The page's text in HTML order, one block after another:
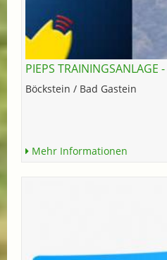
PIEPS TRAININGSANLAGE
Böckstein / Bad Gastein
Mehr Informationen